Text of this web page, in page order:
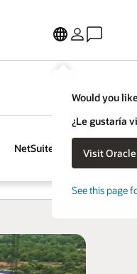
Would you
¿Le gustaría
See this page
NetSuite